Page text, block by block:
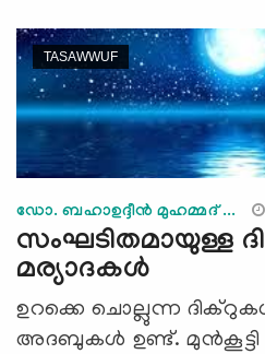
TASAWWUF
ഡോ. ബഹാഉദ്ദീന്‍ മുഹമ്മദ് ...
സംഘടിതമായുള്ള
മര്യാദകള്‍
ഉറക്കെ ചൊല്ലുന്ന
അദബുകള്‍ ഉണ്ട്. മുന്‍കൂട്ടി